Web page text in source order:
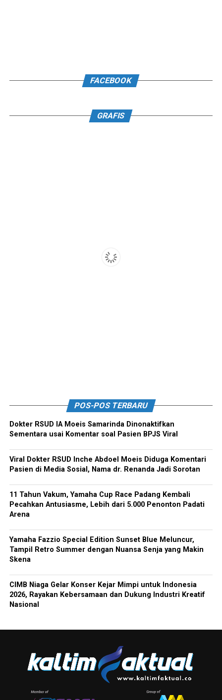
FACEBOOK
GRAFIS
POS-POS TERBARU
Dokter RSUD IA Moeis Samarinda Dinonaktifkan
Sementara usai Komentar soal Pasien BPJS Viral
Viral Dokter RSUD Inche Abdoel Moeis Diduga Komentari
Pasien di Media Sosial, Nama dr. Renanda Jadi Sorotan
11 Tahun Vakum, Yamaha Cup Race Padang Kembali
Pecahkan Antusiasme, Lebih dari 5.000 Penonton Padati
Arena
Yamaha Fazzio Special Edition Sunset Blue Meluncur,
Tampil Retro Summer dengan Nuansa Senja yang Makin
Skena
CIMB Niaga Gelar Konser Kejar Mimpi untuk Indonesia
2026, Rayakan Kebersamaan dan Dukung Industri Kreatif
Nasional